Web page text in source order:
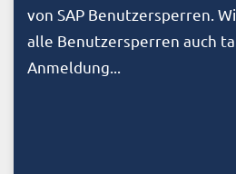
von SAP Benutzersperren.
alle Benutzersperren auch
Anmeldung...